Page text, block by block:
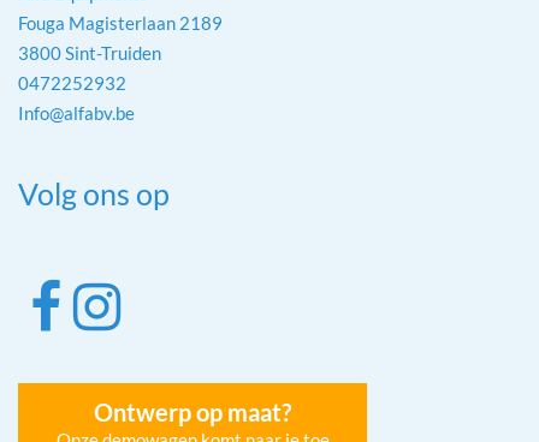
Fouga Magisterlaan 2189
3800 Sint-Truiden
0472252932
Info@alfabv.be
Volg ons op
Ontwerp op maat?